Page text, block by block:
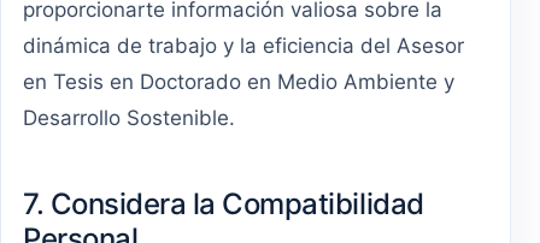
proporcionarte información valiosa sobre la
dinámica de trabajo y la eficiencia del Asesor
en Tesis en Doctorado en Medio Ambiente y
Desarrollo Sostenible.
7. Considera la Compatibilidad